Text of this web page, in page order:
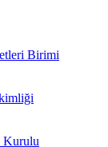
Birimi
Kurulu